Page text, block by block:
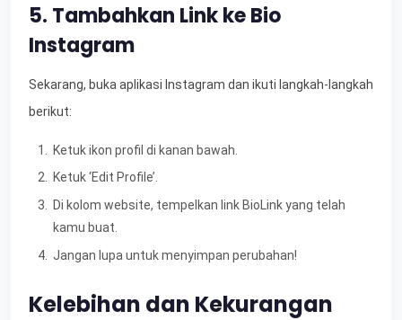
5. Tambahkan Link ke Bio
Instagram
Sekarang, buka aplikasi Instagram dan ikuti langkah-langkah
berikut:
Ketuk ikon profil di kanan bawah.
Ketuk ‘Edit Profile’.
Di kolom website, tempelkan link BioLink yang telah
kamu buat.
Jangan lupa untuk menyimpan perubahan!
Kelebihan dan Kekurangan